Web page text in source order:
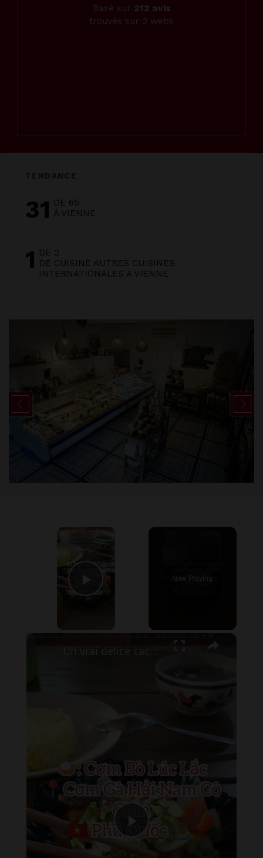
Basé sur 212 avis
trouvés sur 3 webs
31 DE 65
À VIENNE
1 DE 2
DE CUISINE AUTRES CUISINES
INTERNATIONALES À VIENNE
Play Video
Now Playing
×
Play
Un vrai délice caché à Phu Quoc : le Bœuf Lúc Lắc 🍚🥩